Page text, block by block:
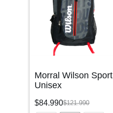
Morral Wilson Sport
Unisex
$121.990
$84.990